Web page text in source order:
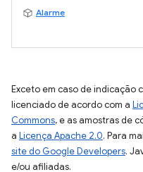
Alarme
Exceto em caso de indicação
licenciado de acordo com a
Commons, e as amostras de
a Licença Apache 2.0. Para
site do Google Developers.
e/ou afiliadas.